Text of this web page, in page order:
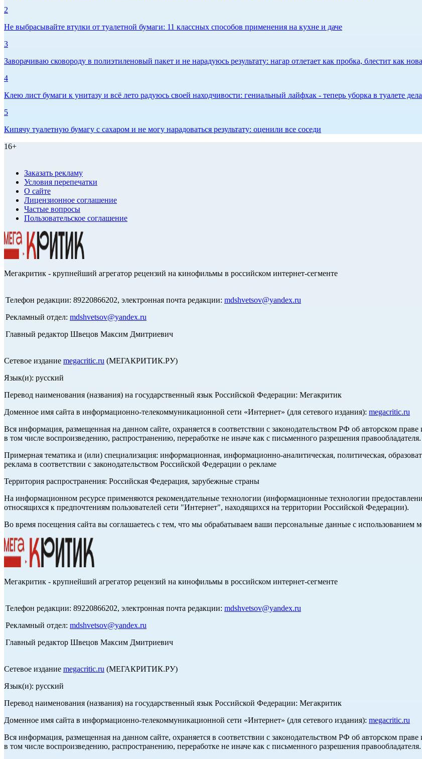
2
Не выбрасывайте втулки от туалетной бумаги: 11 классных способов применения на кухне и даче
3
Заворачиваю сковороду в полиэтиленовый пакет и не нарадуюсь результату: нагар отлетает как пробка, блестит как
4
Клею лист бумаги к унитазу и всё лето радуюсь своей находчивости: гениальный лайфхак - теперь уборка в туалете
5
Кипячу туалетную бумагу с сахаром и не могу нарадоваться результату: оценили все соседи
16+
Заказать рекламу
Условия перепечатки
О сайте
Лицензионное соглашение
Частые вопросы
Пользовательское соглашение
Мегакритик - крупнейший агрегатор рецензий на кинофильмы в российском интернет-сегменте
Телефон редакции: 89220866202, электронная почта редакции: mdshvetsov@yandex.ru
Рекламный отдел: mdshvetsov@yandex.ru
Главный редактор Швецов Максим Дмитриевич
Сетевое издание megacritic.ru (МЕГАКРИТИК.РУ)
Язык(и): русский
Перевод наименования (названия) на государственный язык Российской Федерации: Мегакритик
Доменное имя сайта в информационно-телекоммуникационной сети «Интернет» (для сетевого издания): megacritic.ru
Вся информация, размещенная на данном сайте, охраняется в соответствии с законодательством РФ об авторском
в том числе воспроизведению, распространению, переработке не иначе как с письменного разрешения правообладателя.
Примерная тематика и (или) специализация: информационная, информационно-аналитическая, политическая,
реклама в соответствии с законодательством Российской Федерации о рекламе
Территория распространения: Российская Федерация, зарубежные страны
На информационном ресурсе применяются рекомендательные технологии (информационные технологии
относящихся к предпочтениям пользователей сети "Интернет", находящихся на территории Российской Федерации).
Во время посещения сайта вы соглашаетесь с тем, что мы обрабатываем ваши персональные данные с использованием
Мегакритик - крупнейший агрегатор рецензий на кинофильмы в российском интернет-сегменте
Телефон редакции: 89220866202, электронная почта редакции: mdshvetsov@yandex.ru
Рекламный отдел: mdshvetsov@yandex.ru
Главный редактор Швецов Максим Дмитриевич
Сетевое издание megacritic.ru (МЕГАКРИТИК.РУ)
Язык(и): русский
Перевод наименования (названия) на государственный язык Российской Федерации: Мегакритик
Доменное имя сайта в информационно-телекоммуникационной сети «Интернет» (для сетевого издания): megacritic.ru
Вся информация, размещенная на данном сайте, охраняется в соответствии с законодательством РФ об авторском
в том числе воспроизведению, распространению, переработке не иначе как с письменного разрешения правообладателя.